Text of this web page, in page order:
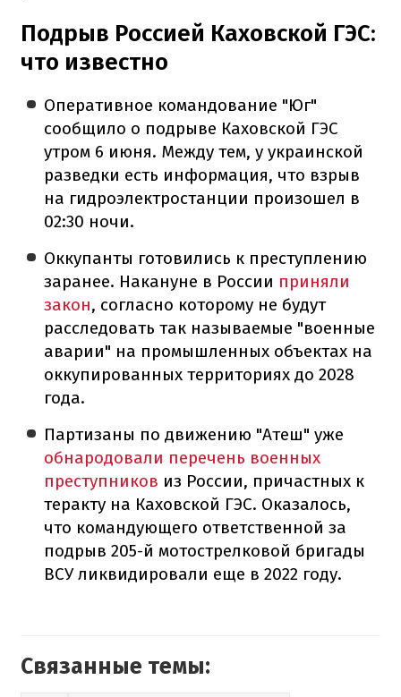
Подрыв Россией Каховской ГЭС:
что известно
Оперативное командование "Юг"
сообщило о подрыве Каховской ГЭС
утром 6 июня. Между тем, у украинской
разведки есть информация, что взрыв
на гидроэлектростанции произошел в
02:30 ночи.
Оккупанты готовились к преступлению
заранее. Накануне в России приняли
закон, согласно которому не будут
расследовать так называемые "военные
аварии" на промышленных объектах на
оккупированных территориях до 2028
года.
Партизаны по движению "Атеш" уже
обнародовали перечень военных
преступников из России, причастных к
теракту на Каховской ГЭС. Оказалось,
что командующего ответственной за
подрыв 205-й мотострелковой бригады
ВСУ ликвидировали еще в 2022 году.
Связанные темы: